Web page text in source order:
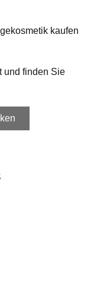
und finden Sie